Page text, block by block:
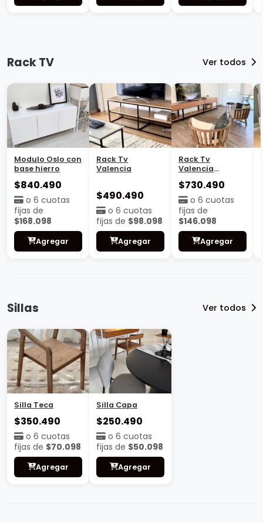
Rack TV Ver todos
Modulo Oslo con
base hierro
$840.490
o 6 cuotas
fijas de
$168.098
Agregar
Rack Tv
Valencia
$490.490
o 6 cuotas
fijas de $98.098
Agregar
Rack Tv
Valencia
$730.490
o 6 cuotas
fijas de
$146.098
Agregar
Sillas Ver todos
Silla Teca
$350.490
o 6 cuotas
fijas de $70.098
Agregar
Silla Capa
$250.490
o 6 cuotas
fijas de $50.098
Agregar